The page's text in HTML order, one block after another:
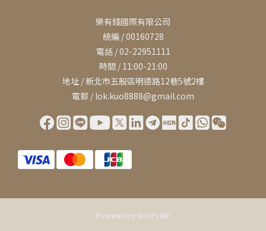
樂有錢國際有限公司
統編 / 00160728
電話 / 02-22951111
時間 / 11:00-21:00
地址 / 新北市五股區明德路12巷5號2樓
電郵 / lok.kuo8888@gmail.com
Powered by SHOPLINE